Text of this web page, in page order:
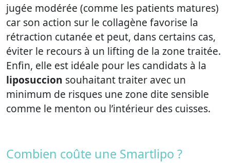
jugée modérée (comme les patients matures)
car son action sur le collagène favorise la
rétraction cutanée et peut, dans certains cas,
éviter le recours à un lifting de la zone traitée.
Enfin, elle est idéale pour les candidats à la
liposuccion souhaitant traiter avec un
minimum de risques une zone dite sensible
comme le menton ou l’intérieur des cuisses.
Combien coûte une Smartlipo ?